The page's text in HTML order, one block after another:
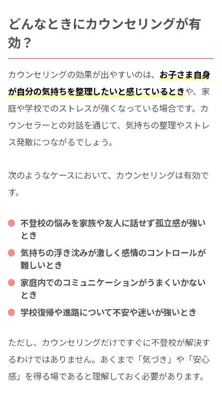
どんなときにカウンセリングが有
効？
カウンセリングの効果が出やすいのは、お子さま自身
が自分の気持ちを整理したいと感じているときや、家
庭や学校でのストレスが強くなっている場合です。カ
ウンセラーとの対話を通じて、気持ちの整理やストレ
ス発散につながるでしょう。
次のようなケースにおいて、カウンセリングは有効で
す。
不登校の悩みを家族や友人に話せず孤立感が強い
とき
気持ちの浮き沈みが激しく感情のコントロールが
難しいとき
家庭内でのコミュニケーションがうまくいかない
とき
学校復帰や進路について不安や迷いが強いとき
ただし、カウンセリングだけですぐに不登校が解決す
るわけではありません。あくまで「気づき」や「安心
感」を得る場であると理解しておく必要があります。